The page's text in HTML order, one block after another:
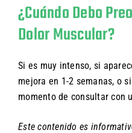
¿Cuándo Debo
Dolor Muscular?
Si es muy intenso, si
mejora en 1-2 semanas, o
momento de consultar con
Este contenido es